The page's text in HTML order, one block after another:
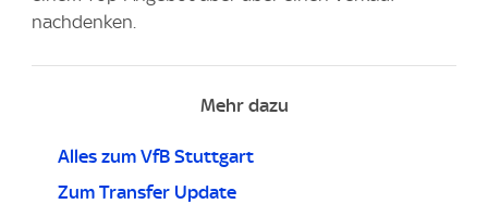
nachdenken.
Mehr dazu
Alles zum VfB Stuttgart
Zum Transfer Update